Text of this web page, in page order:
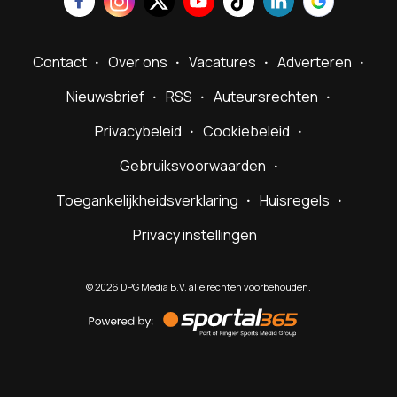
Contact Over ons Vacatures
Adverteren
Nieuwsbrief
RSS
Auteursrechten
Privacybeleid
Cookiebeleid
Gebruiksvoorwaarden
Toegankelijkheidsverklaring
Huisregels
Privacy instellingen
©2026 DPG Media B.V. alle rechten voorbehouden.
by
Sportal365